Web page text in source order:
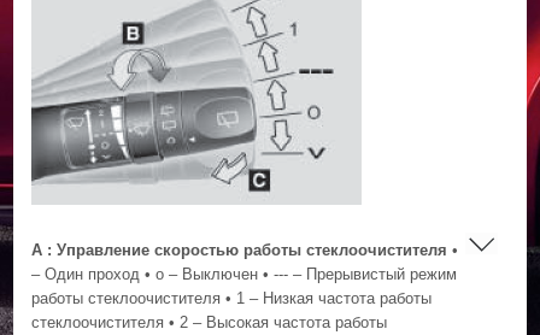
A : Управление скоростью работы стеклоочистителя •
– Один проход • o – Выключен • --- – Прерывистый режим
работы стеклоочистителя • 1 – Низкая частота работы
стеклоочистителя • 2 – Высокая частота работы